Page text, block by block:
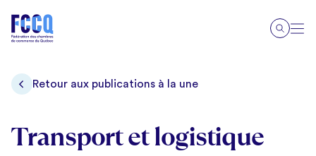
Retour aux publications à la une
Transport et logistique